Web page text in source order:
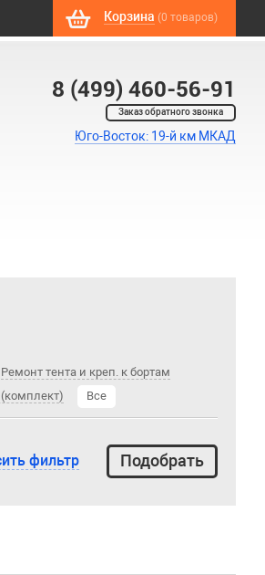
Корзина (0 товаров)
8 (499) 460-56-91
Заказ обратного звонка
Юго-Восток: 19-й км МКАД
Ремонт тента и креп. к бортам
Все
фильтр